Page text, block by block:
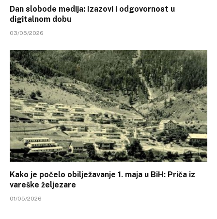
Dan slobode medija: Izazovi i odgovornost u
digitalnom dobu
03/05/2026
Kako je počelo obilježavanje 1. maja u BiH: Priča iz
vareške željezare
01/05/2026